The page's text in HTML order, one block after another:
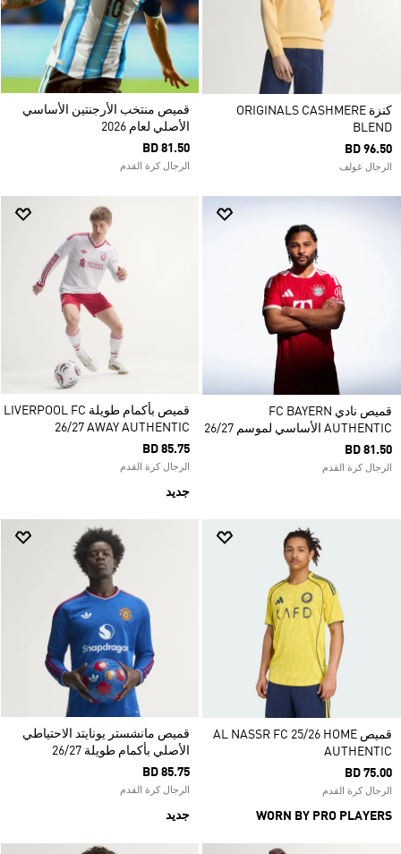
كنزة ORIGINALS CASHMERE
BLEND
BD 96.50
الرجال غولف
قميص منتخب الأرجنتين الأساسي
الأصلي لعام 2026
BD 81.50
الرجال كرة القدم
قميص نادي FC BAYERN
AUTHENTIC الأساسي لموسم 26/27
BD 81.50
الرجال كرة القدم
قميص بأكمام طويلة LIVERPOOL FC
26/27 AWAY AUTHENTIC
BD 85.75
الرجال كرة القدم
جديد
قميص AL NASSR FC 25/26 HOME
AUTHENTIC
BD 75.00
الرجال كرة القدم
WORN BY PRO PLAYERS
قميص مانشستر يونايتد الاحتياطي
الأصلي بأكمام طويلة 26/27
BD 85.75
الرجال كرة القدم
جديد